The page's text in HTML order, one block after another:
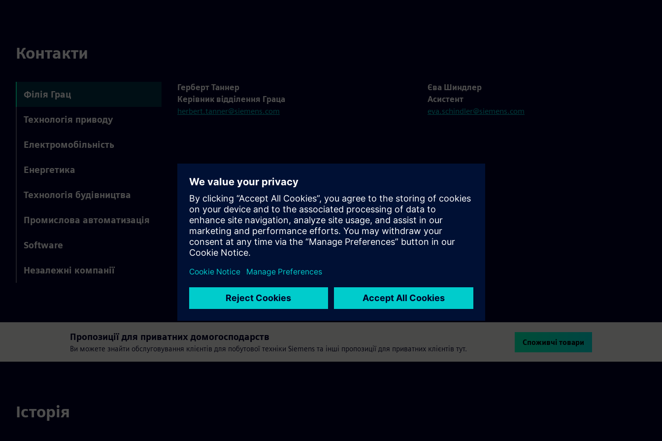
Контакти
Філія Грац
Технологія приводу
Електромобільність
Енергетика
Технологія будівництва
Промислова автоматизація
Software
Незалежні компанії
Герберт Таннер
Керівник відділення Граца
herbert.tanner@siemens.com
Єва Шиндлер
Асистент
eva.schindler@siemens.com
Пропозиції для приватних домогосподарств
Ви можете знайти обслуговування клієнтів для побутової техніки Siemens та інші пропозиції для приватних клієнтів тут.
Споживчі товари
Історія